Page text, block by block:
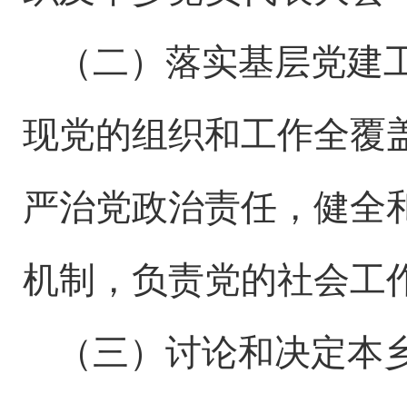
（二）落实基层党
现党的组织和工作全覆
严治党政治责任，健全
机制，负责党的社会工
（三）讨论和决定